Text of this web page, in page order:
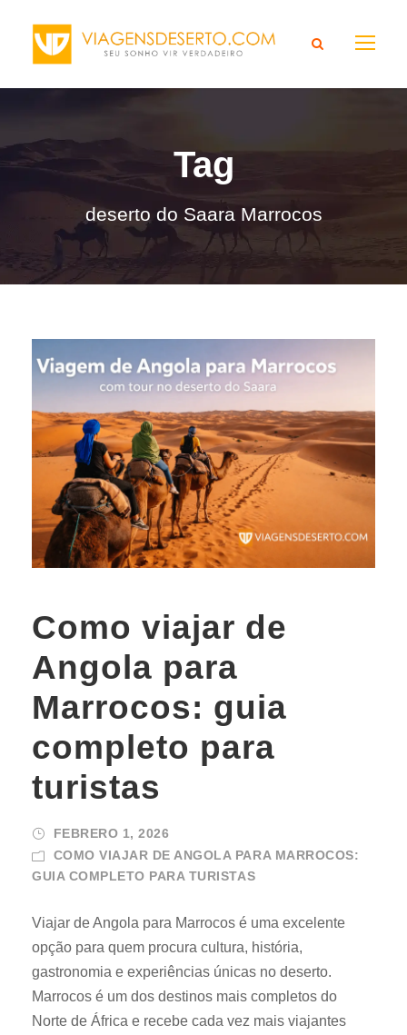
Tag
deserto do Saara Marrocos
Como viajar de
Angola para
Marrocos: guia
completo para
turistas
FEBRERO 1, 2026
COMO VIAJAR DE ANGOLA PARA MARROCOS:
GUIA COMPLETO PARA TURISTAS
Viajar de Angola para Marrocos é uma excelente
opção para quem procura cultura, história,
gastronomia e experiências únicas no deserto.
Marrocos é um dos destinos mais completos do
Norte de África e recebe cada vez mais viajantes